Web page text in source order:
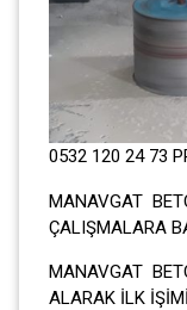
0532 120 24 73
MANAVGAT
ÇALIŞMALARA
MANAVGAT
ALARAK İLK